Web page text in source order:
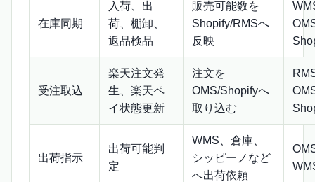
在庫同期
入荷、出
荷、棚卸、
返品検品
販売可能数を
Shopify/RMSへ
反映
受注取込
楽天注文発
生、楽天ペ
イ状態更新
注文を
OMS/Shopifyへ
取り込む
出荷指示
出荷可能判
定
WMS、倉庫、
シッピーノなど
へ出荷依頼